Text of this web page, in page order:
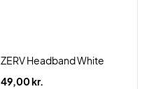
ZERV Headband White
49,00 kr.